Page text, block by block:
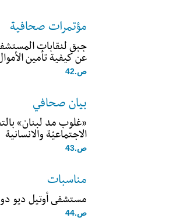
مؤتمرات صحافية
جبق لنقابات
عن كيفية تأمين
ص.42
بيان صحافي
«غلوب مد لبنان»
الاجتماعيّة والانسانية
ص.43
مناسبات
مستشفى أوتيل ديو
ص.44